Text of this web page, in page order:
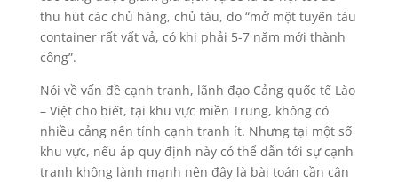
thu hút các chủ hàng, chủ tàu, do “mở một tuyến tàu
container rất vất vả, có khi phải 5-7 năm mới thành
công”.
Nói về vấn đề cạnh tranh, lãnh đạo Cảng quốc tế Lào
– Việt cho biết, tại khu vực miền Trung, không có
nhiều cảng nên tính cạnh tranh ít. Nhưng tại một số
khu vực, nếu áp quy định này có thể dẫn tới sự cạnh
tranh không lành mạnh nên đây là bài toán cần cân